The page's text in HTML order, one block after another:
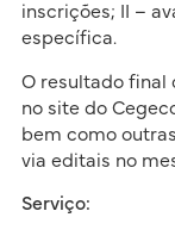
inscrições; II –
específica.
O resultado final
no site do
bem como
via editais no
Serviço: